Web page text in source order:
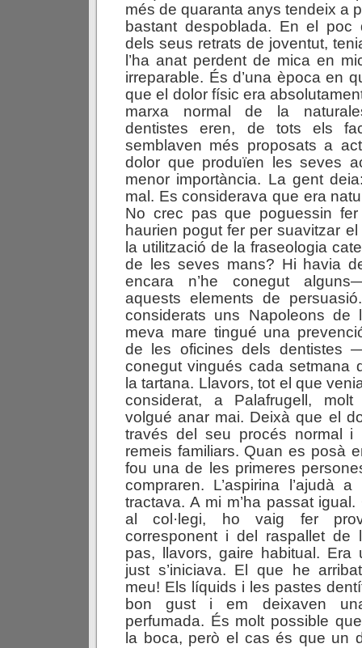
més de quaranta anys tendeix a
bastant despoblada. En el
dels seus retrats de joventut,
l’ha anat perdent de mica en
irreparable. És d’una època en
que el dolor físic era
marxa normal de la
dentistes eren, de tots els
semblaven més proposats a
dolor que produïen les seves
menor importància. La gent
mal. Es considerava que era
No crec pas que poguessin
haurien pogut fer per suavitzar
la utilització de la fraseologia
de les seves mans? Hi havia
encara n’he conegut
aquests elements de
considerats uns Napoleons de
meva mare tingué una
de les oficines dels dentistes
conegut vingués cada setmana
la tartana. Llavors, tot el que
considerat, a Palafrugell,
volgué anar mai. Deixà que el
través del seu procés normal i
remeis familiars. Quan es posà
fou una de les primeres
compraren. L’aspirina l’ajudà a
tractava. A mi m’ha passat
al col·legi, ho vaig fer
corresponent i del raspallet de
pas, llavors, gaire habitual. Era
just s’iniciava. El que he
meu! Els líquids i les pastes
bon gust i em deixaven
perfumada. És molt possible
la boca, però el cas és que un